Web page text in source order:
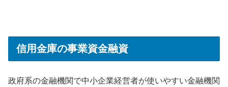
信用金庫の事業資金融資
政府系の金融機関で中小企業経営者が使いやすい金融機関